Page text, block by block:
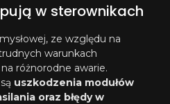
w sterownikach
ze względu na
warunkach
różnorodne awarie.
uszkodzenia modułów
oraz błędy w